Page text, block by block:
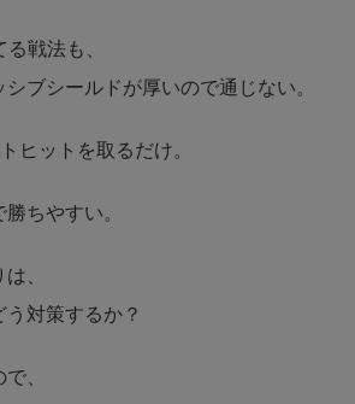
戦法も、
ブシールドが厚いので通じない。
ットを取るだけ。
ちやすい。
、
対策するか？
、